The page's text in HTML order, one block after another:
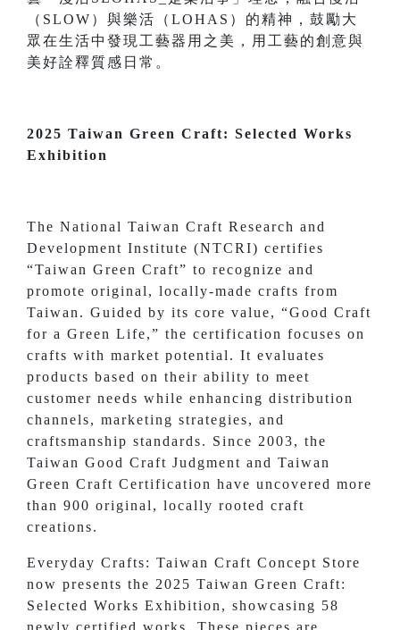
（SLOW）與樂活（LOHAS）的精神，鼓勵大
眾在生活中發現工藝器用之美，用工藝的創意與
美好詮釋質感日常。
2025 Taiwan Green Craft: Selected Works
Exhibition
The National Taiwan Craft Research and
Development Institute (NTCRI) certifies
“Taiwan Green Craft” to recognize and
promote original, locally-made crafts from
Taiwan. Guided by its core value, “Good Craft
for a Green Life,” the certification focuses on
crafts with market potential. It evaluates
products based on their ability to meet
customer needs while enhancing distribution
channels, marketing strategies, and
craftsmanship standards. Since 2003, the
Taiwan Good Craft Judgment and Taiwan
Green Craft Certification have uncovered more
than 900 original, locally rooted craft
creations.
Everyday Crafts: Taiwan Craft Concept Store
now presents the 2025 Taiwan Green Craft:
Selected Works Exhibition, showcasing 58